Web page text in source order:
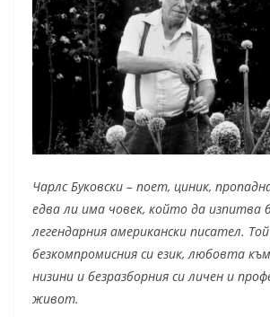
Чарлс Буковски – поет, циник,
едва ли има човек, който да изпитва
легендарния американски писател.
безкомпромисния си език, любовта
низини и безразборния си личен и
живот.